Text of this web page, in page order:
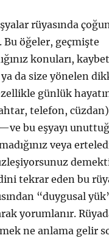
rüyasında
Bu öğeler, geçmişte
konuları,
da size yönelen
günlük
telefon,
bu eşyayı
veya
tekrar eden bu
“duygusal
yorumlanır.
ne anlama gelir